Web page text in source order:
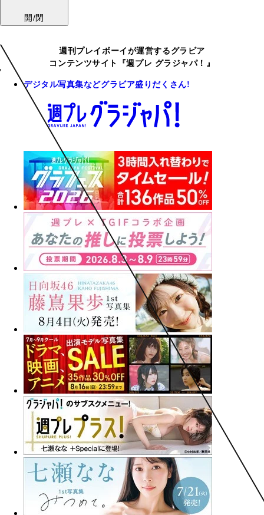
開/閉
週刊プレイボーイが運営するグラビア
コンテンツサイト『週プレ グラジャパ！』
デジタル写真集などグラビア盛りだくさん!